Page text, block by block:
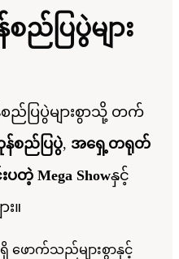
ပြပွဲများ
ပြပွဲများစွာသို့ တက်
စည်ပြပွဲ, အရှေ့တရုတ်
တဲ့ Mega Showနှင့်
း။
ဖောက်သည်များစွာနှင့်